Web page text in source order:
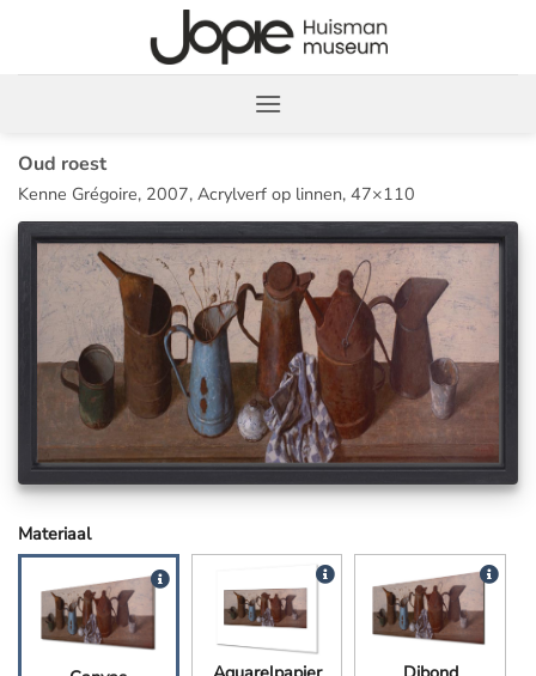
inhoud
Oud roest
Kenne Grégoire, 2007, Acrylverf op linnen, 47×110
Materiaal